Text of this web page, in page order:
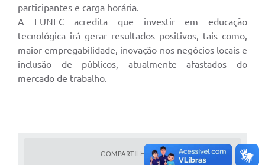
participantes e carga horária.
A FUNEC acredita que investir em educação
tecnológica irá gerar resultados positivos, tais como,
maior empregabilidade, inovação nos negócios locais e
inclusão de públicos, atualmente afastados do
mercado de trabalho.
COMPARTILHAR